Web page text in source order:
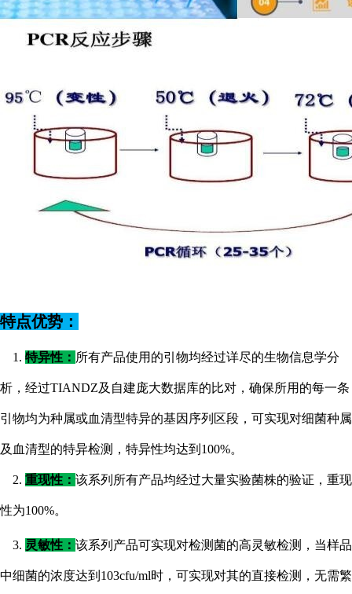
特点优势：
1. 特异性： 所有产品使用的引物均经过详尽的生物信息学分
析，经过TIANDZ及自建庞大数据库的比对，确保所用的每一条
引物均为种属或血清型特异的基因序列区段，可实现对细菌种属
及血清型的特异检测，特异性均达到100%。
2. 重现性： 该系列所有产品均经过大量实验菌株的验证，重现
性为100%。
3. 灵敏性： 该系列产品可实现对检测菌的高灵敏检测，当样品
中细菌的浓度达到 103cfu/ml时，可实现对其的直接检测，无需繁